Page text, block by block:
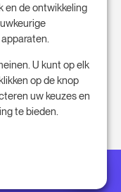
en de ontwikkeling
U kunt op elk
op de knop
uw keuzes en
te bieden.